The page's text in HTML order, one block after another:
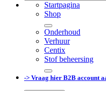
Startpagina
Shop
Onderhoud
Verhuur
Centix
Stof beheersing
-> Vraag hier B2B account